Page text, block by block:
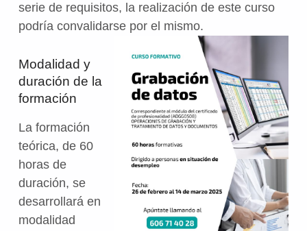
serie de requisitos, la realización de este curso
podría convalidarse por el mismo.
Modalidad y
duración de la
formación
La formación
teórica, de 60
horas de
duración, se
desarrollará en
modalidad